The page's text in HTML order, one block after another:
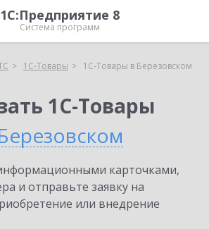
1С:Предприятие 8
Система программ
1С-Товары 1С-Товары в Березовском
1С-Товары
карточками,
и отправьте заявку на
или внедрение